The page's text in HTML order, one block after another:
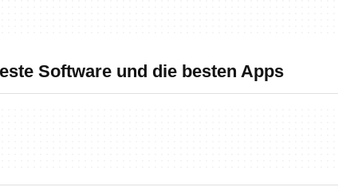
Software und die besten Apps